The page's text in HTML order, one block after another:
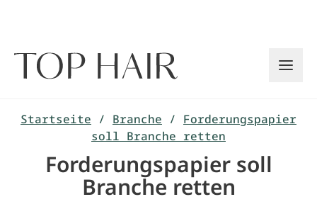
Startseite / Branche / Forderungspapier
soll Branche retten
Forderungspapier soll
Branche retten